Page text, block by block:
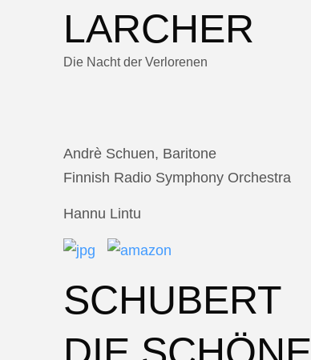
LARCHER
Die Nacht der Verlorenen
Andrè Schuen, Baritone
Finnish Radio Symphony Orchestra
Hannu Lintu
SCHUBERT